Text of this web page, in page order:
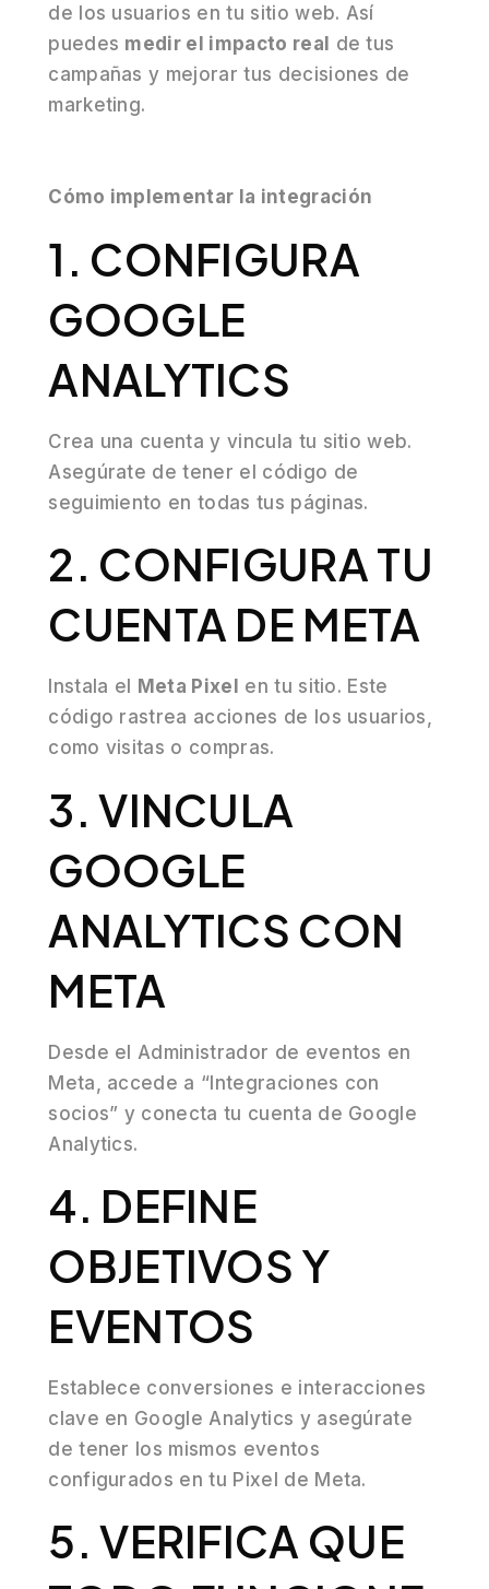
de los usuarios en tu sitio web. Así
puedes medir el impacto real de tus
campañas y mejorar tus decisiones de
marketing.
Cómo implementar la integración
1. CONFIGURA
GOOGLE
ANALYTICS
Crea una cuenta y vincula tu sitio web.
Asegúrate de tener el código de
seguimiento en todas tus páginas.
2. CONFIGURA TU
CUENTA DE META
Instala el Meta Pixel
en tu sitio. Este
código rastrea acciones de los usuarios,
como visitas o compras.
3. VINCULA
GOOGLE
ANALYTICS CON
META
Desde el Administrador de eventos en
Meta, accede a “Integraciones con
socios” y conecta tu cuenta de Google
Analytics.
4. DEFINE
OBJETIVOS Y
EVENTOS
Establece conversiones e interacciones
clave en Google Analytics y asegúrate
de tener los mismos eventos
configurados en tu Pixel de Meta.
5. VERIFICA QUE